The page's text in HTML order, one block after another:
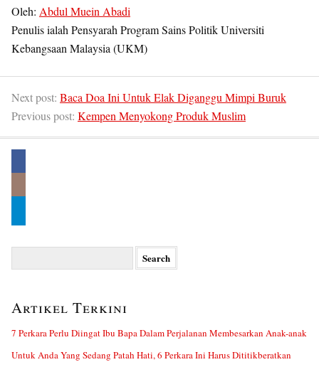
Oleh: Abdul Muein Abadi
Penulis ialah Pensyarah Program Sains Politik Universiti
Kebangsaan Malaysia (UKM)
Next post: Baca Doa Ini Untuk Elak Diganggu Mimpi Buruk
Previous post: Kempen Menyokong Produk Muslim
Artikel Terkini
7 Perkara Perlu Diingat Ibu Bapa Dalam Perjalanan Membesarkan Anak-anak
Untuk Anda Yang Sedang Patah Hati, 6 Perkara Ini Harus Dititikberatkan